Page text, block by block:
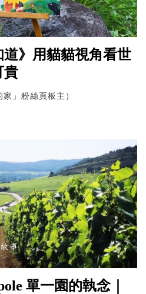
》用貓貓視角看世
貴
」粉絲頁板主）
單一園的執念｜